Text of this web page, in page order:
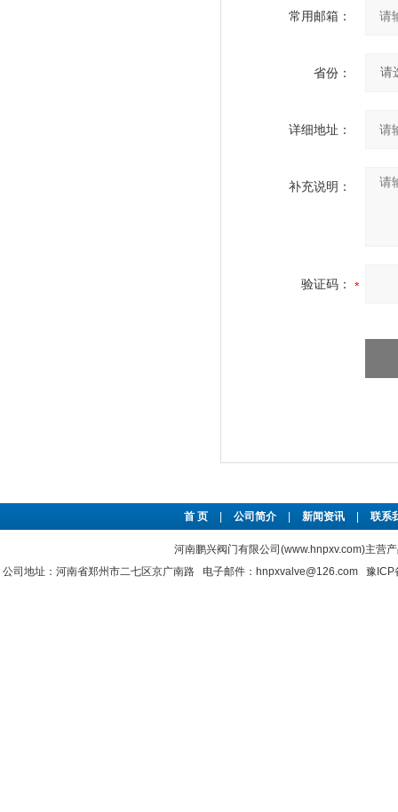
常用邮箱：
省份：
详细地址：
补充说明：
验证码：
首 页 公司简介 新闻资讯 联系
河南鹏兴阀门有限公司(www.hnpxv.com)主营
公司地址：河南省郑州市二七区京广南路 电子邮件：hnpxvalve@126.com 豫ICP